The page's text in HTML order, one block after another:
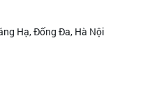
Hạ, Đống Đa, Hà Nội